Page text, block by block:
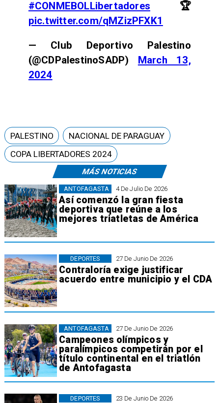
#CONMEBOLLibertadores 🏆
pic.twitter.com/qMZizPFXK1
— Club Deportivo Palestino
(@CDPalestinoSADP) March 13,
2024
MÁS NOTICIAS
4 De Julio De 2026
Así comenzó la gran fiesta
deportiva que reúne a los
mejores triatletas de América
ANTOFAGASTA
27 De Junio De 2026
Contraloría exige justificar
acuerdo entre municipio y el CDA
DEPORTES
27 De Junio De 2026
Campeones olímpicos y
paralímpicos competirán por el
título continental en el triatlón
de Antofagasta
ANTOFAGASTA
23 De Junio De 2026
DEPORTES
PALESTINO
NACIONAL DE PARAGUAY
COPA LIBERTADORES 2024